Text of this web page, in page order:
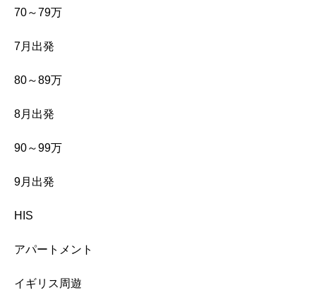
70～79万
7月出発
80～89万
8月出発
90～99万
9月出発
HIS
アパートメント
イギリス周遊